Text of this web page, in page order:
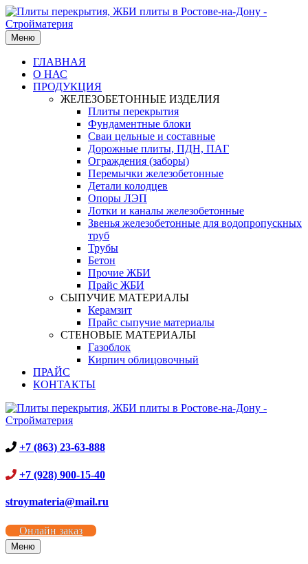
Меню
ГЛАВНАЯ
О НАС
ПРОДУКЦИЯ
ЖЕЛЕЗОБЕТОННЫЕ ИЗДЕЛИЯ
Плиты перекрытия
Фундаментные блоки
Сваи цельные и составные
Дорожные плиты, ПДН, ПАГ
Ограждения (заборы)
Перемычки железобетонные
Детали колодцев
Опоры ЛЭП
Лотки и каналы железобетонные
Звенья железобетонные для водопропускных
труб
Трубы
Бетон
Прочие ЖБИ
Прайс ЖБИ
СЫПУЧИЕ МАТЕРИАЛЫ
Керамзит
Прайс сыпучие материалы
СТЕНОВЫЕ МАТЕРИАЛЫ
Газоблок
Кирпич облицовочный
ПРАЙС
КОНТАКТЫ
+7 (863) 23-63-888
+7 (928) 900-15-40
stroymateria@mail.ru
Онлайн заказ
Меню